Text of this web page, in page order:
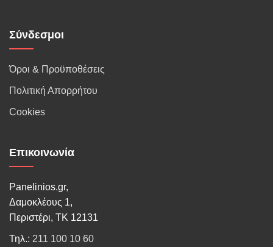
Σύνδεσμοι
Όροι & Προϋποθέσεις
Πολιτική Απορρήτου
Cookies
Επικοινωνία
Panelinios.gr,
Δαμοκλέους 1,
Περιστέρι, ΤΚ 12131
Τηλ.: 211 100 10 60